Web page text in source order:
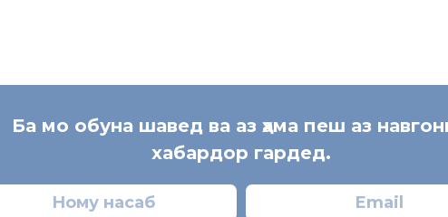
Ба мо обуна шавед ва аз ҳама пеш аз
хабардор гардед.